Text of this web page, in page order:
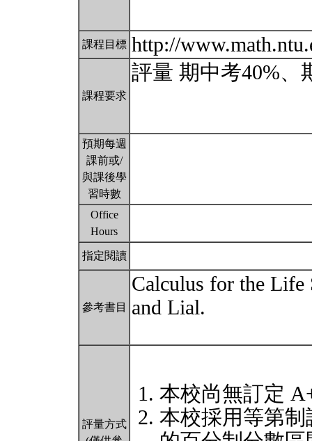
課程目標 http://
課程要求
評量 期中考40%、
預期每週
課前或/
與課後學
習時數
Office
Hours
指定閱讀
參考書目
Calculus for the Life
and Lial.
評量方式
本校尚無訂定
本校採用等第